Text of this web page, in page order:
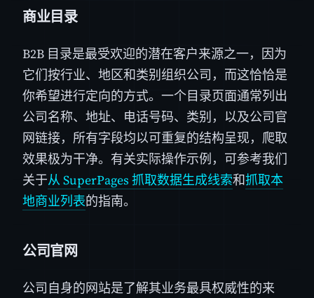
商业目录
B2B 目录是最受欢迎的潜在客户来源之一，因为
它们按行业、地区和类别组织公司，而这恰恰是
你希望进行定向的方式。一个目录页面通常列出
公司名称、地址、电话号码、类别，以及公司官
网链接，所有字段均以可重复的结构呈现，爬取
效果极为干净。有关实际操作示例，可参考我们
关于从 SuperPages 抓取数据生成线索和抓取本
地商业列表的指南。
公司官网
公司自身的网站是了解其业务最具权威性的来